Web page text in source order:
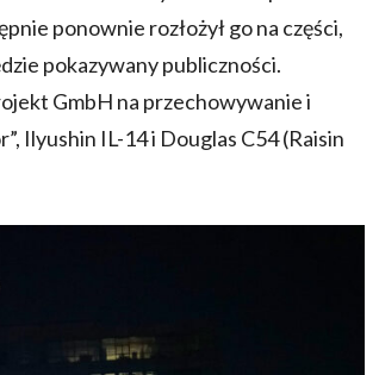
ponownie rozłożył go na części,
pokazywany publiczności.
GmbH na przechowywanie i
Ilyushin IL-14 i Douglas C54 (Raisin